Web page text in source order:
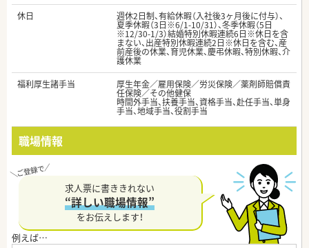
休日
週休2日制、有給休暇（入社後3ヶ月後に付与）、
夏季休暇（3日※6/1-10/31）、冬季休暇（5日
※12/30-1/3）結婚特別休暇連続6日※休日を含
まない、出産特別休暇連続2日※休日を含む、産
前産後の休業、育児休業、慶弔休暇、特別休暇、介
護休業
福利厚生諸手当
厚生年金／雇用保険／労災保険／薬剤師賠償責
任保険／その他健保
時間外手当、扶養手当、資格手当、赴任手当、単身
手当、地域手当、役割手当
職場情報
求人票に書ききれない
“詳しい職場情報”
をお伝えします！